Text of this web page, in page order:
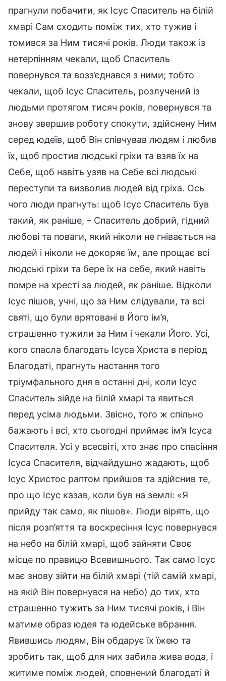
прагнули побачити, як Ісус Спаситель на білій
хмарі Сам сходить поміж тих, хто тужив і
томився за Ним тисячі років. Люди також із
нетерпінням чекали, щоб Спаситель
повернувся та возз’єднався з ними; тобто
чекали, щоб Ісус Спаситель, розлучений із
людьми протягом тисяч років, повернувся та
знову звершив роботу спокути, здійснену Ним
серед юдеїв, щоб Він співчував людям і любив
їх, щоб простив людські гріхи та взяв їх на
Себе, щоб навіть узяв на Себе всі людські
переступи та визволив людей від гріха. Ось
чого люди прагнуть: щоб Ісус Спаситель був
такий, як раніше, – Спаситель добрий, гідний
любові та поваги, який ніколи не гнівається на
людей і ніколи не докоряє їм, але прощає всі
людські гріхи та бере їх на себе, який навіть
помре на хресті за людей, як раніше. Відколи
Ісус пішов, учні, що за Ним слідували, та всі
святі, що були врятовані в Його ім’я,
страшенно тужили за Ним і чекали Його. Усі,
кого спасла благодать Ісуса Христа в період
Благодаті, прагнуть настання того
тріумфального дня в останні дні, коли Ісус
Спаситель зійде на білій хмарі та явиться
перед усіма людьми. Звісно, того ж спільно
бажають і всі, хто сьогодні приймає ім’я Ісуса
Спасителя. Усі у всесвіті, хто знає про спасіння
Ісуса Спасителя, відчайдушно жадають, щоб
Ісус Христос раптом прийшов та здійснив те,
про що Ісус казав, коли був на землі: «Я
прийду так само, як пішов». Люди вірять, що
після розп’яття та воскресіння Ісус повернувся
на небо на білій хмарі, щоб зайняти Своє
місце по правицю Всевишнього. Так само Ісус
має знову зійти на білій хмарі (тій самій хмарі,
на якій Він повернувся на небо) до тих, хто
страшенно тужить за Ним тисячі років, і Він
матиме образ юдея та юдейське вбрання.
Явившись людям, Він обдарує їх їжею та
зробить так, щоб для них забила жива вода, і
житиме поміж людей, сповнений благодаті й